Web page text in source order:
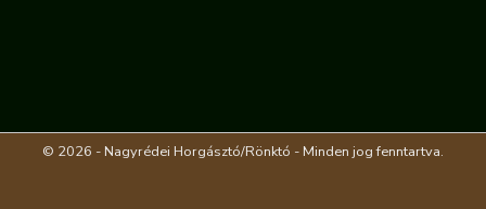
© 2026 - Nagyrédei Horgásztó/Rönktó - Minden jog fenntartva.